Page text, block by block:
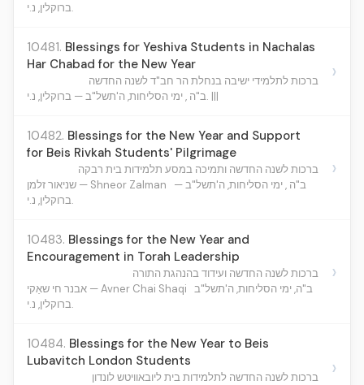
ברוקלין, נ.י.
10481. Blessings for Yeshiva Students in Nachalas
Har Chabad for the New Year
ברכות לתלמידי ישיבה בנחלת הר חב"ד לשנה החדשה
ב"ה , ימי הסליחות, ה'תשל"ב — ברוקלין, נ.י. |||
›
10482. Blessings for the New Year and Support
for Beis Rivkah Students' Pilgrimage
ברכות לשנה החדשה ותמיכה במסע תלמידות בית רבקה
שניאור זלמן — Shneor Zalman
ב"ה , ימי הסליחות, ה'תשל"ב —
ברוקלין, נ.י.
›
10483. Blessings for the New Year and
Encouragement in Torah Leadership
ברכות לשנה החדשה ועידוד בהנהגת התורה
אבנר חי שאַקי — Avner Chai Shaqi ב"ה, ימי הסליחות, ה'תשל"ב
ברוקלין, נ.י.
›
10484. Blessings for the New Year to Beis
Lubavitch London Students
ברכות לשנה החדשה לתלמידות בית ליובאוויטש לונדון
›